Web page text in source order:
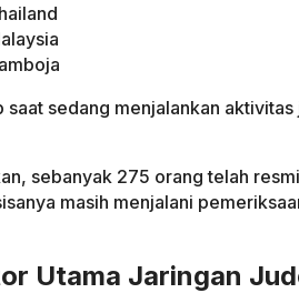
saat sedang menjalankan
sebanyak 275 orang telah
masih menjalani
Utama Jaringan